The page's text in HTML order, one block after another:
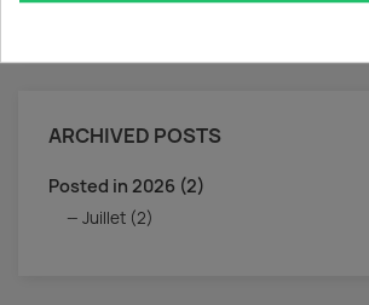
ARCHIVED POSTS
Posted in 2026 (2)
Juillet (2)